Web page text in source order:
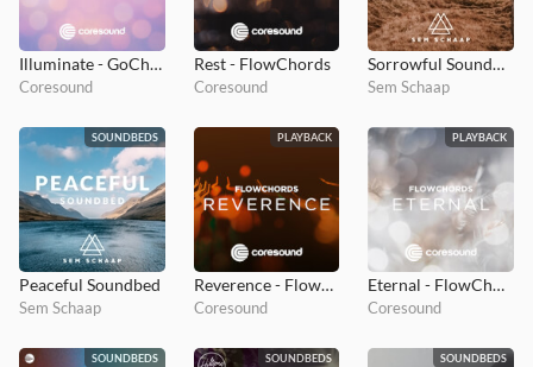
Illuminate - GoChords
Coresound
Rest - FlowChords
Coresound
Sorrowful Soundbed
Sem Schaap
SOUNDBEDS
Peaceful Soundbed
Sem Schaap
PLAYBACK
Reverence - FlowChords
Coresound
PLAYBACK
Eternal - FlowChords
Coresound
SOUNDBEDS SOUNDBEDS SOUNDBEDS